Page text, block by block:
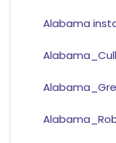
Alabama